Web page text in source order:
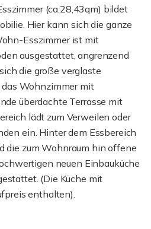
(ca.28,43qm) bildet
Hier kann sich die ganze
Esszimmer ist mit
ausgestattet, angrenzend
die große verglaste
Wohnzimmer mit
überdachte Terrasse mit
lädt zum Verweilen oder
ein. Hinter dem Essbereich
die zum Wohnraum hin offene
neuen Einbauküche
(Die Küche mit
enthalten).